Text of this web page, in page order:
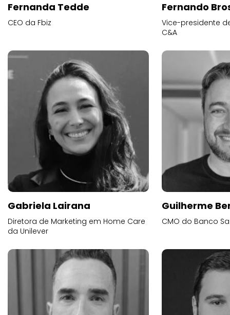
Fernanda Tedde
CEO da Fbiz
Fernando
Vice-presidente
C&A
Gabriela Lairana
Diretora de Marketing em Home Care
da Unilever
Guilherme
CMO do Banco